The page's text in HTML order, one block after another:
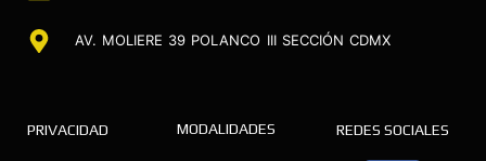
AV. MOLIERE 39 POLANCO III SECCIÓN CDMX
PRIVACIDAD MODALIDADES REDES SOCIALES